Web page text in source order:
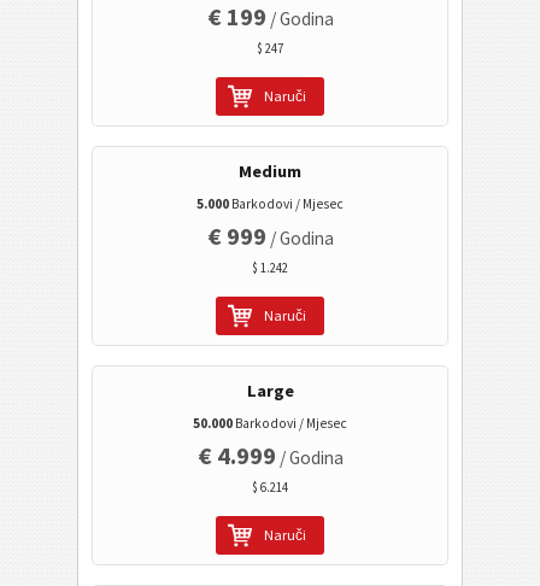
Kalendarni kodovi
Wi-Fi bar kod
€ 199 / Godina
$ 247
Naruči
Medium
5.000 Barkodovi / Mjesec
€ 999 / Godina
$ 1.242
Naruči
Large
50.000 Barkodovi / Mjesec
€ 4.999 / Godina
$ 6.214
Naruči